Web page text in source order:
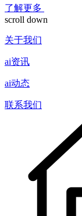
了解更多
scroll down
关于我们
ai资讯
ai动态
联系我们